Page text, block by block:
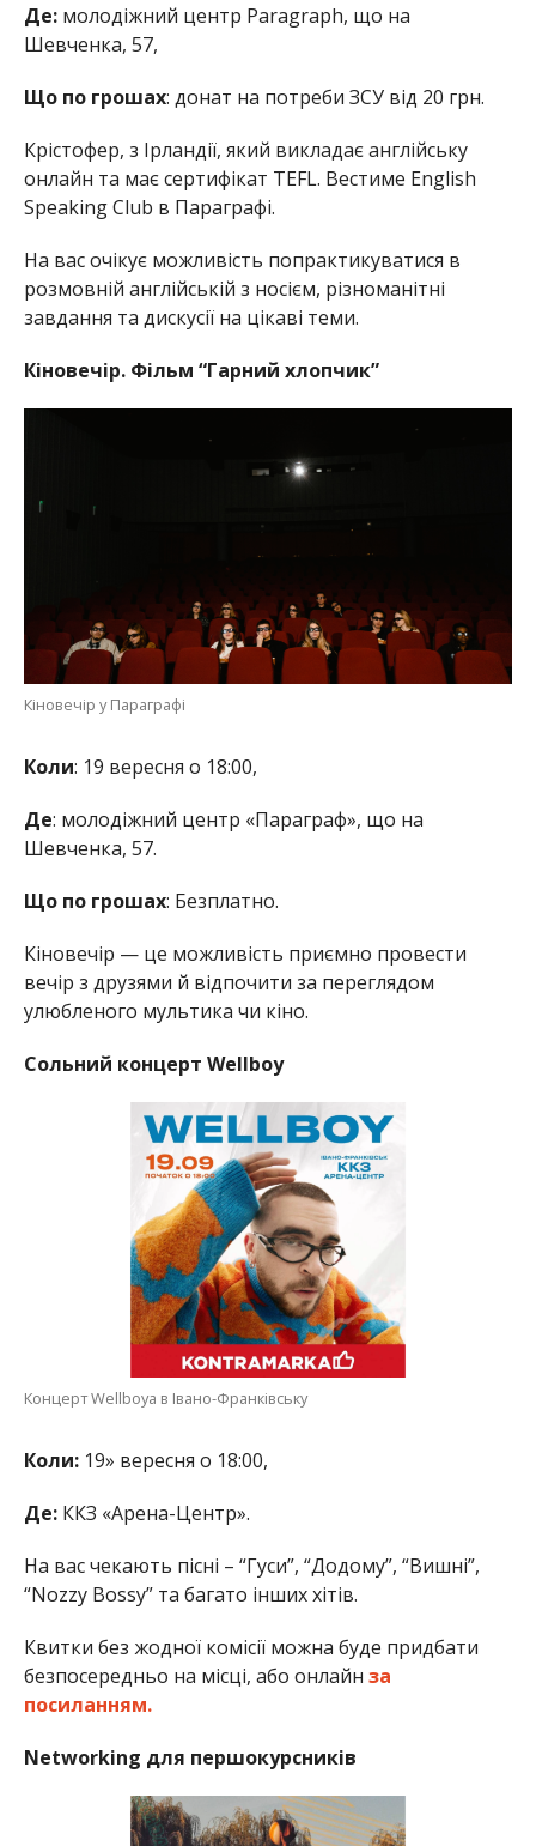
Де:молодіжний центр Paragraph, що на
Шевченка, 57,
Що по грошах: донат на потреби ЗСУ від 20 грн.
Крістофер, з Ірландії, який викладає англійську
онлайн та має сертифікат TEFL. Вестиме English
Speaking Club в Параграфі.
На вас очікує можливість попрактикуватися в
розмовній англійській з носієм, різноманітні
завдання та дискусії на цікаві теми.
Кіновечір. Фільм “Гарний хлопчик”
Кіновечір у Параграфі
Коли: 19 вересня о 18:00,
Де: молодіжний центр «Параграф», що на
Шевченка, 57.
Що по грошах: Безплатно.
Кіновечір — це можливість приємно провести
вечір з друзями й відпочити за переглядом
улюбленого мультика чи кіно.
Сольний концерт Wellboy
Концерт Wellboya в Івано-Франківську
Коли:19» вересня о 18:00,
Де:ККЗ «Арена-Центр».
На вас чекають пісні – “Гуси”, “Додому”, “Вишні”,
“Nozzy Bossy” та багато інших хітів.
Квитки без жодної комісії можна буде придбати
безпосередньо на місці, або онлайн за
посиланням.
Networking для першокурсників